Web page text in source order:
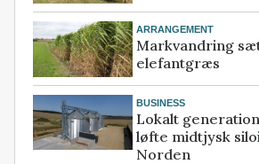
ARRANGEMENT
Markvandring
elefantgræs
BUSINESS
Lokalt
løfte midtjysk
Norden